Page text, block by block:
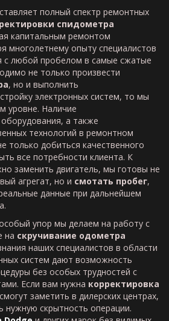
полный спектр ремонтных
спидометра
капитальным ремонтом
многолетнему опыту специалистов
с любой пробелом в самые сжатые
не только произвести
, но и выполнить
электронных систем, то мы
уровне. Наличие
а также
технологий в ремонтном
только добиться качественного
все потребности клиента. К
заменить двигатель, мы готовы не
агрегат, но и смотать пробег,
данные при дальнейшем
упор мы делаем на работу с
на скручивание одометра
наших специалистов в области
систем дают возможность
без особых трудностей с
Если вам нужна корректировка
заметить в дилерских центрах,
нужную скрытность операции.